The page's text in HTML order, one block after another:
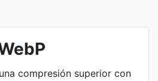
compresión superior con